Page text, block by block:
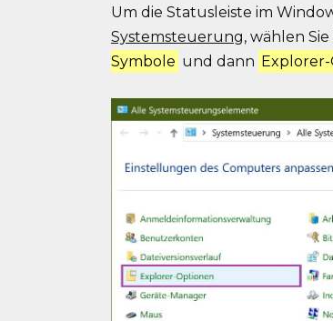
Um die Statusleiste im
Systemsteuerung, wählen
Symbole und dann